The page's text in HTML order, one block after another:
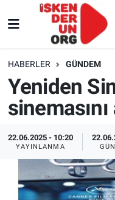
HABERLER GÜNDEM
Yeniden
sinemasını
22.06.2025 - 10:20
YAYINLANMA